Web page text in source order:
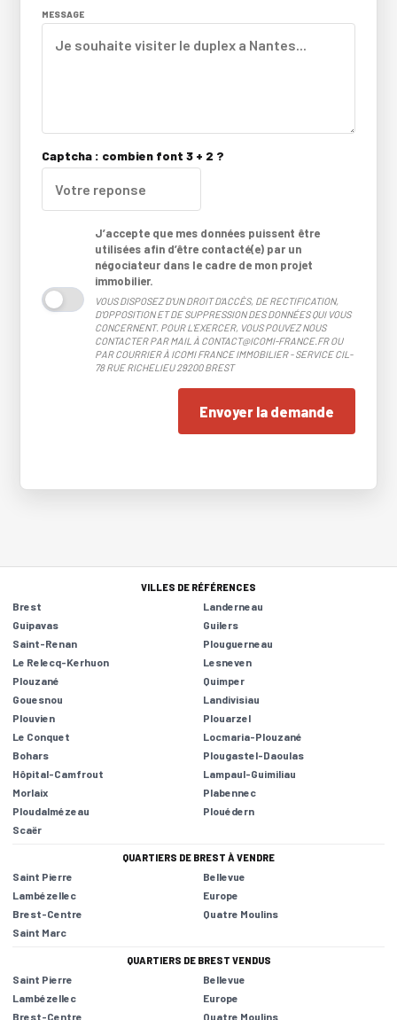
MESSAGE
Captcha : combien font 3 + 2 ?
J’accepte que mes données puissent être
utilisées afin d’être contacté(e) par un
négociateur dans le cadre de mon projet
immobilier.
VOUS DISPOSEZ D'UN DROIT D'ACCÈS, DE RECTIFICATION,
D'OPPOSITION ET DE SUPPRESSION DES DONNÉES QUI VOUS
CONCERNENT. POUR L'EXERCER, VOUS POUVEZ NOUS
CONTACTER PAR MAIL À CONTACT@ICOMI-FRANCE.FR OU
PAR COURRIER À ICOMI FRANCE IMMOBILIER - SERVICE CIL-
78 RUE RICHELIEU 29200 BREST
Envoyer la demande
VILLES DE RÉFÉRENCES
Brest
Landerneau
Guipavas
Guilers
Saint-Renan
Plouguerneau
Le Relecq-Kerhuon
Lesneven
Plouzané
Quimper
Gouesnou
Landivisiau
Plouvien
Plouarzel
Le Conquet
Locmaria-Plouzané
Bohars
Plougastel-Daoulas
Hôpital-Camfrout
Lampaul-Guimiliau
Morlaix
Plabennec
Ploudalmézeau
Plouédern
Scaër
QUARTIERS DE BREST À VENDRE
Saint Pierre
Bellevue
Lambézellec
Europe
Brest-Centre
Quatre Moulins
Saint Marc
QUARTIERS DE BREST VENDUS
Saint Pierre
Bellevue
Lambézellec
Europe
Brest-Centre
Quatre Moulins